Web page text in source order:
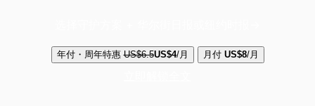
年付・周年特惠 US$6.5US$4/月 月付 US$8/月